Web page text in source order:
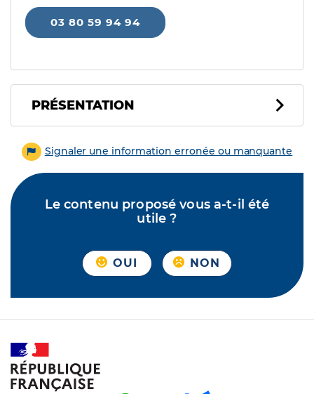
03 80 59 94 94
PRÉSENTATION
Signaler une information erronée ou manquante
Le contenu proposé vous a-t-il été
utile ?
OUI NON